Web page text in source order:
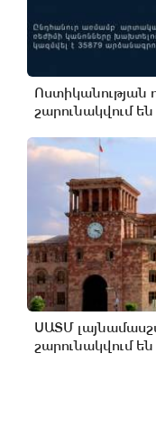
Ոստիկանության
շարունակվում են
ՍԱՏՄ
շարունակվում են